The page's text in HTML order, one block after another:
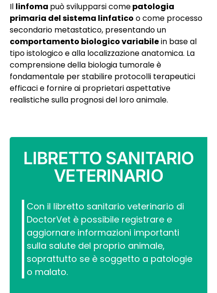
Il linfoma può svilupparsi comepatologia
primaria del sistema linfatico o come processo
secondario metastatico, presentando un
comportamento biologico variabilein base al
tipo istologico e alla localizzazione anatomica. La
comprensione della biologia tumorale è
fondamentale per stabilire protocolli terapeutici
efficaci e fornire ai proprietari aspettative
realistiche sulla prognosi del loro animale.
LIBRETTO SANITARIO
VETERINARIO
Con il libretto sanitario veterinario di
DoctorVet è possibile registrare e
aggiornare informazioni importanti
sulla salute del proprio animale,
soprattutto se è soggetto a patologie
o malato.